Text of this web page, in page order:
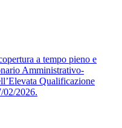
a tempo pieno e
Amministrativo-
Qualificazione
2026.